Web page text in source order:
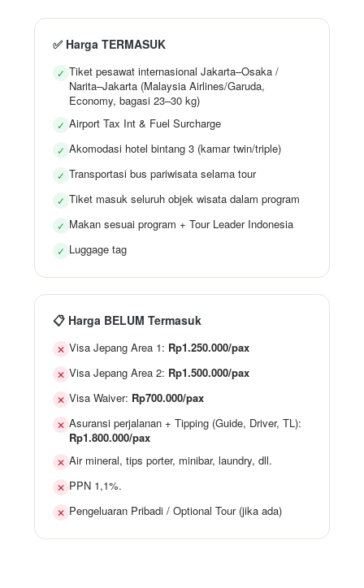
✅ Harga TERMASUK
✓ Tiket pesawat internasional Jakarta–Osaka /
Narita–Jakarta (Malaysia Airlines/Garuda,
Economy, bagasi 23–30 kg)
✓ Airport Tax Int & Fuel Surcharge
✓ Akomodasi hotel bintang 3 (kamar twin/triple)
✓ Transportasi bus pariwisata selama tour
✓ Tiket masuk seluruh objek wisata dalam program
✓ Makan sesuai program + Tour Leader Indonesia
✓ Luggage tag
📋 Harga BELUM Termasuk
✕ Visa Jepang Area 1: Rp1.250.000/pax
✕ Visa Jepang Area 2: Rp1.500.000/pax
✕ Visa Waiver: Rp700.000/pax
✕ Asuransi perjalanan + Tipping (Guide, Driver, TL):
Rp1.800.000/pax
✕ Air mineral, tips porter, minibar, laundry, dll.
✕ PPN 1,1%.
✕ Pengeluaran Pribadi / Optional Tour (jika ada)